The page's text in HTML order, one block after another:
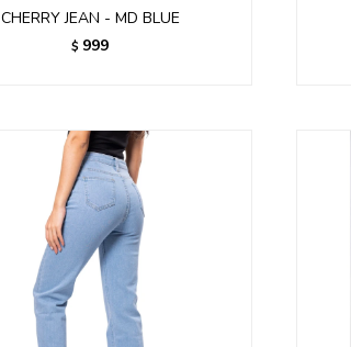
CHERRY JEAN - MD BLUE
$ 999